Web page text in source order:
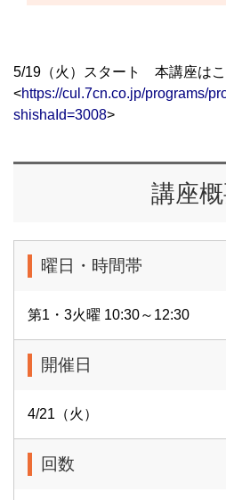
5/19（火）スタート 本講座はこ
<https://cul.7cn.co.jp/programs/
shishaId=3008>
講座
曜日・時間帯
第1・3火曜 10:30～12:30
開催日
4/21（火）
回数